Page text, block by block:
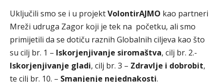
Uključili smo se i u projektVolontirAJMO kao partneri
Mreži udruga Zagor koji je tek na početku, ali smo
primijetili da se dotiču raznih Globalnih ciljeva kao što
su cilj br. 1 – Iskorjenjivanje siromaštva, cilj br. 2.-
Iskorjenjivanje gladi, cilj br. 3 – Zdravlje i dobrobit,
te cilj br. 10. – Smanjenje nejednakosti.